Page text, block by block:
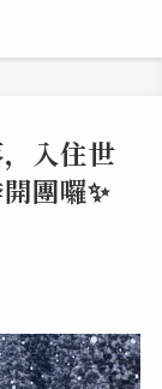
入住世
團囉✨